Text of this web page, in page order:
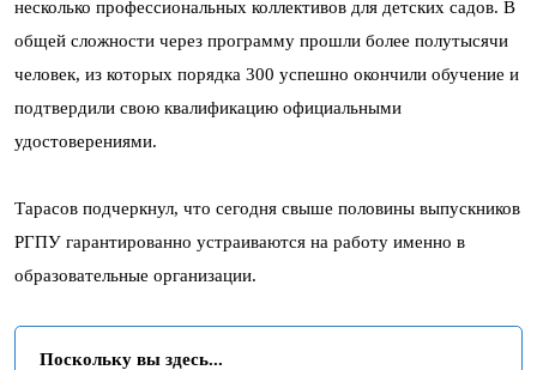
несколько профессиональных коллективов для детских садов. В
общей сложности через программу прошли более полутысячи
человек, из которых порядка 300 успешно окончили обучение и
подтвердили свою квалификацию официальными
удостоверениями.
Тарасов подчеркнул, что сегодня свыше половины выпускников
РГПУ гарантированно устраиваются на работу именно в
образовательные организации.
Поскольку вы здесь...